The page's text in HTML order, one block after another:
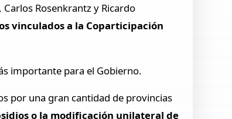
Rosenkrantz y Ricardo
vinculados a la Coparticipación
importante para el Gobierno.
por una gran cantidad de provincias
o la modificación unilateral de